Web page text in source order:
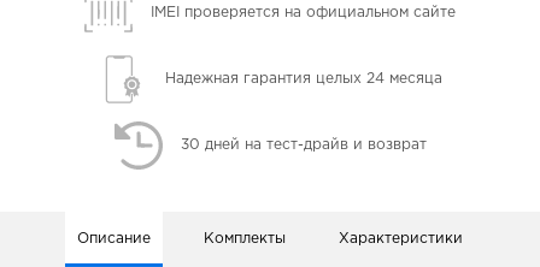
IMEI проверяется на официальном сайте
Надежная гарантия целых 24 месяца
30 дней на тест-драйв и возврат
Описание Комплекты Характеристики